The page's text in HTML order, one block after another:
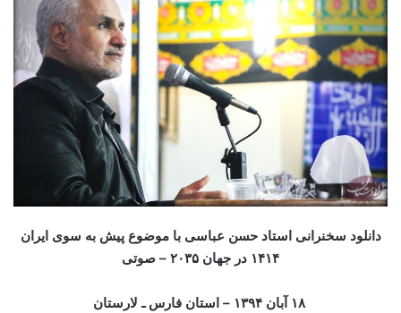
دانلود سخنرانی استاد حسن عباسی با موضوع پیش به سوی ایران
۱۴۱۴ در جهان ۲۰۳۵ – صوتی
۱۸ آبان ۱۳۹۴ – استان فارس ـ لارستان